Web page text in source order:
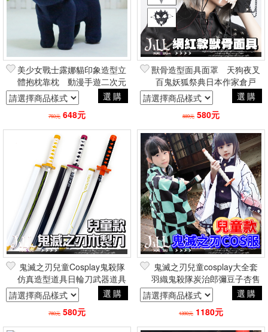
美少女戰士露娜貓印象造型立
體抱枕靠枕 動漫手遊二次元
日常創意周邊
選購
750元 648元
獸骨造型面具面罩 天狗夜叉
百鬼妖狐祭典日本作家倉戸
Mito 二次元cosplay周邊
選購
889元 580元
鬼滅之刃兒童Cosplay鬼殺隊
仿真造型道具日輪刀武器道具
炭治郎胡蝶忍富岡義勇杏壽郎
動漫角色扮演
選購
780元 580元
鬼滅之刃兒童cosplay大全套
羽織鬼殺隊炭治郎彌豆子杏售
郎富岡義勇胡蝶忍 日本動漫角
色扮演
選購
1390元 1180元